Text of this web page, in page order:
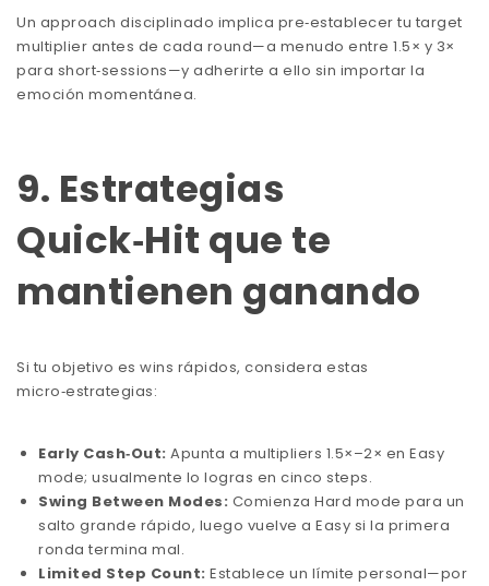
Un approach disciplinado implica pre‑establecer tu target
multiplier antes de cada round—a menudo entre 1.5× y 3×
para short‑sessions—y adherirte a ello sin importar la
emoción momentánea.
9. Estrategias
Quick‑Hit que te
mantienen ganando
Si tu objetivo es wins rápidos, considera estas
micro‑estrategias:
Early Cash‑Out: Apunta a multipliers 1.5×–2× en Easy
mode; usualmente lo logras en cinco steps.
Swing Between Modes: Comienza Hard mode para un
salto grande rápido, luego vuelve a Easy si la primera
ronda termina mal.
Limited Step Count: Establece un límite personal—por